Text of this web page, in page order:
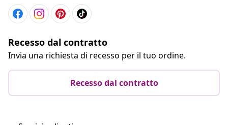
Recesso dal contratto
Invia una richiesta di recesso per il tuo ordine.
Recesso dal contratto